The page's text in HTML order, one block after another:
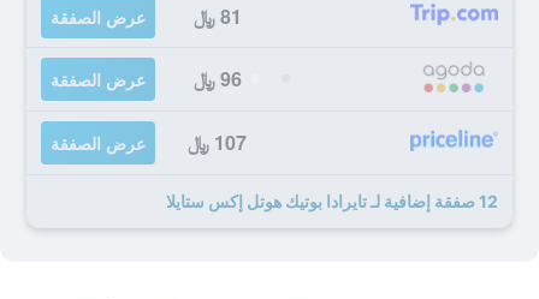
81 ﷼ عرض الصفقة
96 ﷼ عرض الصفقة
107 ﷼ عرض الصفقة
12 صفقة إضافية لـ تايرادا بوتيك هوتل إكس ستايلا